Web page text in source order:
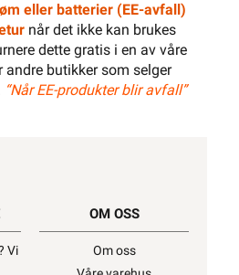
eller batterier (EE-avfall)
når det ikke kan brukes
dette gratis i en av våre
andre butikker som selger
“Når EE-produkter blir avfall”
Vi
OM OSS
Om oss